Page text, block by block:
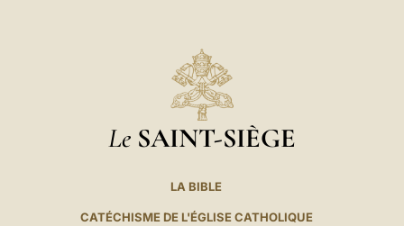
Le SAINT-SIÈGE
LA BIBLE
CATÉCHISME DE L'ÉGLISE CATHOLIQUE